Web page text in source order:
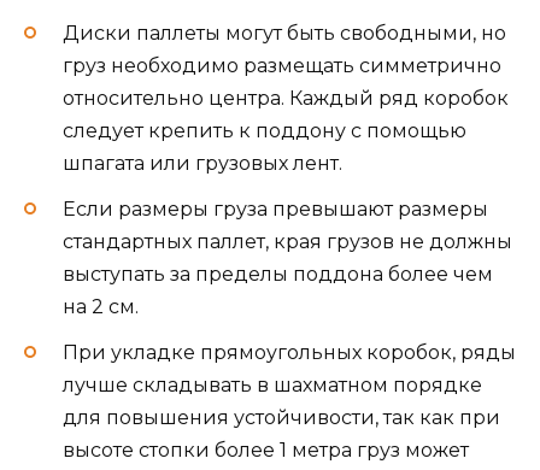
Диски паллеты могут быть свободными, но
груз необходимо размещать симметрично
относительно центра. Каждый ряд коробок
следует крепить к поддону с помощью
шпагата или грузовых лент.
Если размеры груза превышают размеры
стандартных паллет, края грузов не должны
выступать за пределы поддона более чем
на 2 см.
При укладке прямоугольных коробок, ряды
лучше складывать в шахматном порядке
для повышения устойчивости, так как при
высоте стопки более 1 метра груз может